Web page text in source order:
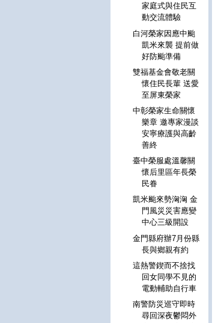
家庭式與住民互
動交流體驗
白河榮家因應中颱
凱米來襲 提前做
好防颱準備
雙福基金會敬老關
懷住民長輩 送愛
至屏東榮家
中彰榮家生命關懷
樂章 邀專家漫談
安寧療護與高齡
善終
臺中榮服處溫馨關
懷后里區年長榮
民眷
凱米颱來勢洶洶 金
門風災災害應變
中心三級開設
金門縣府辦7月份縣
長與鄉親有約
這熱警鍥而不捨找
回女同學不見的
電動輔助自行車
南警防災巡守即時
尋回深夜鬱悶外